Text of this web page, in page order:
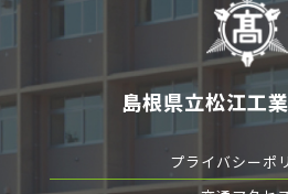
島根県立松江工
プライバシーポ